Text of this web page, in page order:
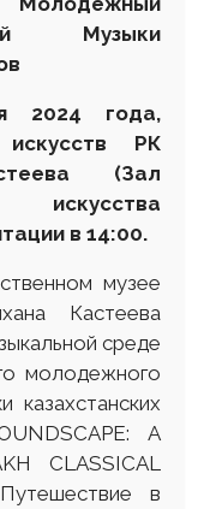
Музыки
2024 года,
искусств РК
(Зал
искусства
в 14:00.
музее
Кастеева
среде
молодежного
казахстанских
A
CLASSICAL
в